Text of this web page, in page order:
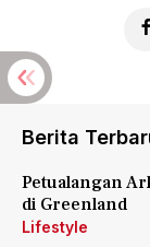
Berita
Petualangan
di Greenland
Lifestyle